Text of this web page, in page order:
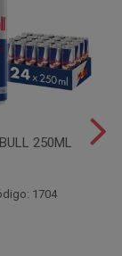
250ML
1704